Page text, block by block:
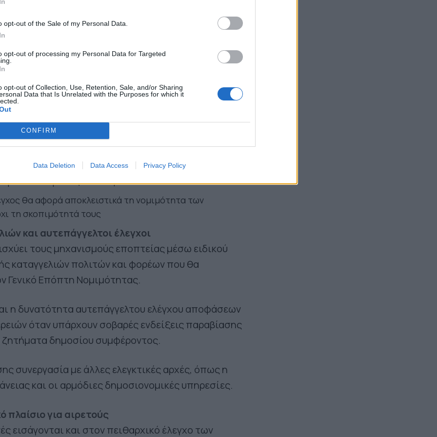
opt-out of the Sale of my Personal Data.
opt-out of processing my Personal Data for Targeted
opt-out of Collection, Use, Retention, Sale, and/or Sharing
Data that Is Unrelated with the Purposes for which it
CONFIRM
Data Deletion Data Access Privacy Policy
παρατηρούνται καθυστερήσεις,
τρόπο ελέγχου και έλλειψη σαφών κριτηρίων για
σε έλεγχο. Το νέο πλαίσιο προβλέπει:
των Αυτοτελών Υπηρεσιών Εποπτείας
επικεφαλής μέσω ΑΣΕΠ
Γενικού Επόπτη Νομιμότητας με συντονιστικό ρόλο
σύστημα που θα κατανέμει ηλεκτρονικά τις υποθέσεις
ολοκλήρωσης του ελέγχου
θα αφορά αποκλειστικά τη νομιμότητα των
τη σκοπιμότητά τους
και αυτεπάγγελτοι έλεγχοι
τους μηχανισμούς εποπτείας μέσω ειδικού
καταγγελιών πολιτών και φορέων που θα
Γενικό Επόπτη Νομιμότητας.
η δυνατότητα αυτεπάγγελτου ελέγχου αποφάσεων
όταν υπάρχουν σοβαρές ενδείξεις παραβίασης
δημοσίου συμφέροντος.
συνεργασία με άλλες ελεγκτικές αρχές, όπως η
και οι αρμόδιες δημοσιονομικές υπηρεσίες.
πλαίσιο για αιρετούς
εισάγονται και στον πειθαρχικό έλεγχο των